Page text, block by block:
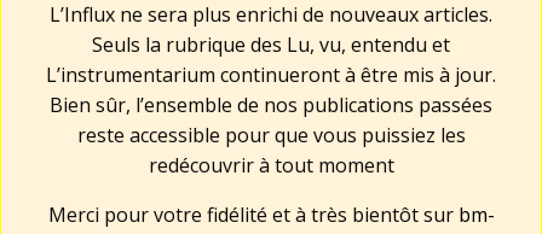
L’Influx ne sera plus enrichi de nouveaux articles.
Seuls la rubrique des Lu, vu, entendu et
L’instrumentarium continueront à être mis à jour.
Bien sûr, l’ensemble de nos publications passées
reste accessible pour que vous puissiez les
redécouvrir à tout moment
Merci pour votre fidélité et à très bientôt sur bm-